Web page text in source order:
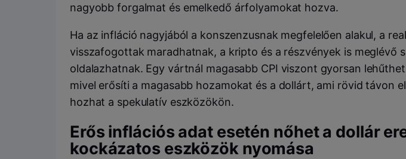
nagyobb forgalmat és emelkedő árfolyamokat hozva.
Ha az infláció nagyjából a konszenzusnak megfelelően alakul, a
visszafogottak maradhatnak, a kripto és a részvények is meglévő
oldalazhatnak. Egy vártnál magasabb CPI viszont gyorsan
mivel erősíti a magasabb hozamokat és a dollárt, ami rövid távon
hozhat a spekulatív eszközökön.
Erős inflációs adat esetén nőhet a dollár
kockázatos eszközök nyomása